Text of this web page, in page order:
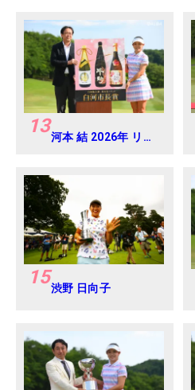
13河本 結 2026年 リゾ
15渋野 日向子